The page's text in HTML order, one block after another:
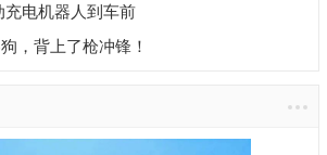
电机器人到车前
，背上了枪冲锋！